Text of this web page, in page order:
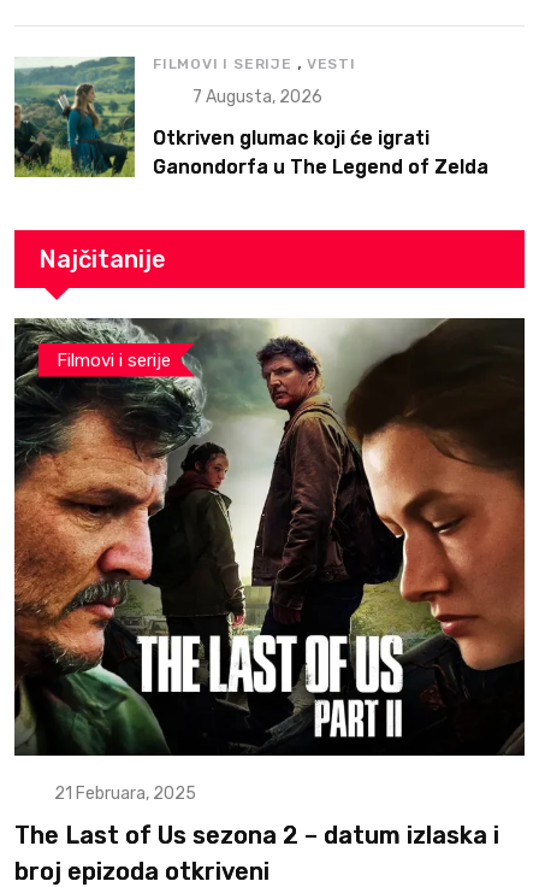
FILMOVI I SERIJE , VESTI
7 Augusta, 2026
Otkriven glumac koji će igrati
Ganondorfa u The Legend of Zelda
Najčitanije
Filmovi i serije
21 Februara, 2025
The Last of Us sezona 2 – datum izlaska i
broj epizoda otkriveni